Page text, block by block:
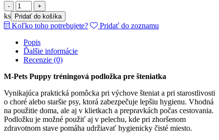
množstvo
M-
Pets
Puppy
tréningová
podložka
šteniatka
33x45
ks Pridať do košíka
Koľko toho potrebujete?
Pridať do zoznamu
Popis
Ďalšie informácie
Recenzie (0)
M-Pets Puppy tréningová podložka pre šteniatka
Vynikajúca praktická pomôcka pri výchove šteniat a pri starostlivosti
o choré alebo staršie psy, ktorá zabezpečuje lepšiu hygienu. Vhodná
na použitie doma, ale aj v klietkach a prepravkách počas cestovania.
Podložku je možné použiť aj v pelechu, kde pri zhoršenom
zdravotnom stave pomáha udržiavať hygienicky čisté miesto.